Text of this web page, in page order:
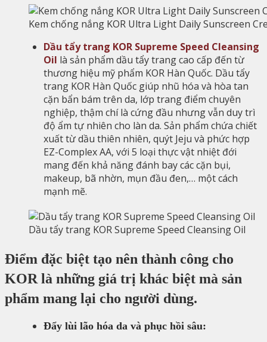
Kem chống nắng KOR Ultra Light Daily Sunscreen
Dầu tẩy trang KOR Supreme Speed Cleansing
Oil là sản phẩm dầu tẩy trang cao cấp đến từ
thương hiệu mỹ phẩm KOR Hàn Quốc. Dầu tẩy
trang KOR Hàn Quốc giúp nhũ hóa và hòa tan
cặn bẩn bám trên da, lớp trang điểm chuyên
nghiệp, thậm chí là cứng đầu nhưng vẫn duy trì
độ ẩm tự nhiên cho làn da. Sản phẩm chứa chiết
xuất từ dầu thiên nhiên, quýt Jeju và phức hợp
EZ-Complex AA, với 5 loại thực vật nhiệt đới
mang đến khả năng đánh bay các cặn bụi,
makeup, bã nhờn, mụn đầu đen,… một cách
mạnh mẽ.
Dầu tẩy trang KOR Supreme Speed Cleansing Oil
Điểm đặc biệt tạo nên thành công cho
KOR là những giá trị khác biệt mà sản
phẩm mang lại cho người dùng.
Đẩy lùi lão hóa da và phục hồi sâu: